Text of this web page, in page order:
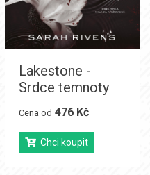
Lakestone -
Srdce temnoty
Cena od 476 Kč
Chci koupit